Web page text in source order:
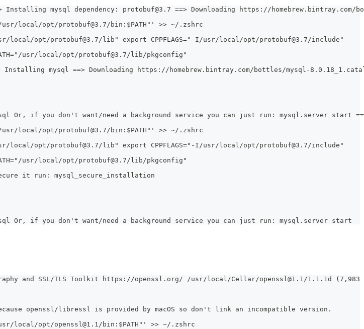
mysql dependency: protobuf@3.7 ==> Downloading https://homebrew.bintray.com/
local/opt/protobuf@3.7/bin:$PATH"' >> ~/.zshrc
local/opt/protobuf@3.7/lib" export CPPFLAGS="-I/usr/local/opt/protobuf@3.7/include"
usr/local/opt/protobuf@3.7/lib/pkgconfig"
mysql ==> Downloading https://homebrew.bintray.com/bottles/mysql-
Or, if you don't want/need a background service you can just run: mysql.server start
local/opt/protobuf@3.7/bin:$PATH"' >> ~/.zshrc
local/opt/protobuf@3.7/lib" export CPPFLAGS="-I/usr/local/opt/protobuf@3.7/include"
usr/local/opt/protobuf@3.7/lib/pkgconfig"
it run: mysql_secure_installation
Or, if you don't want/need a background service you can just run: mysql.server start
and SSL/TLS Toolkit https://openssl.org/ /usr/local/Cellar/openssl@1.1/1.1.1d
openssl/libressl is provided by macOS so don't link an incompatible version.
local/opt/openssl@1.1/bin:$PATH"' >> ~/.zshrc